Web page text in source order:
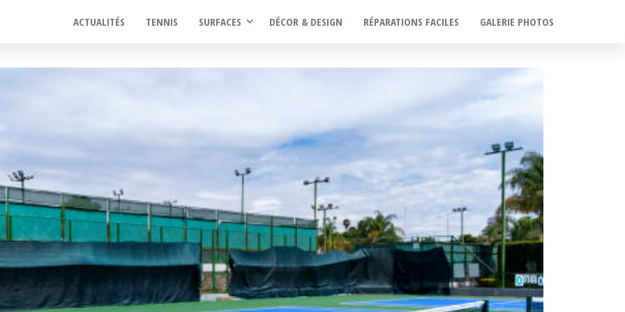
ACTUALITÉS TENNIS SURFACES DÉCOR & DESIGN RÉPARATIONS FACILES GALERIE PHOTOS